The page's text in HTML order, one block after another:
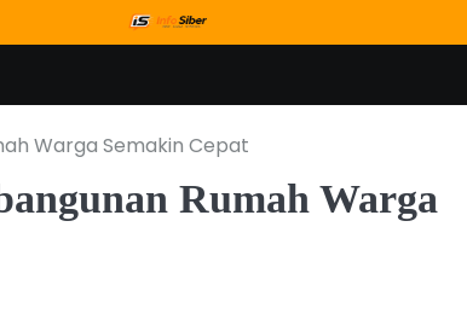
Warga Semakin Cepat
Rumah Warga